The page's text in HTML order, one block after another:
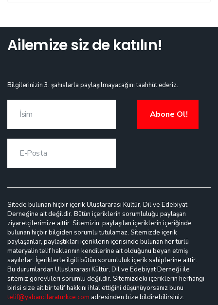
Ailemize siz de katılın!
Bilgilerinizin 3. şahıslarla paylaşılmayacağını taahhüt ederiz.
Abone Ol!
Sitede bulunan hiçbir içerik Uluslararası Kültür, Dil ve Edebiyat
Derneğine ait değildir. Bütün içeriklerin sorumluluğu paylaşan
ziyaretçilerimize aittir. Sitemizin, paylaşılan içeriklerin içeriğinde
bulunan hiçbir bilgiden sorumlu tutulamaz. Sitemizde içerik
paylaşanlar, paylaştıkları içeriklerin içerisinde bulunan her türlü
materyalin telif haklarının kendilerine ait olduğunu beyan etmiş
sayılırlar. İçeriklerle ilgili bütün sorumluluk içerik sahiplerine aittir.
Bu durumlardan Uluslararası Kültür, Dil ve Edebiyat Derneği ile
sitemiz görevlileri sorumlu değildir. Sitemizdeki içeriklerin herhangi
birisi size ait bir telif hakkını ihlal ettiğini düşünüyorsanız bunu
telif@yabancilaraturkce.com adresinden bize bildirebilirsiniz.